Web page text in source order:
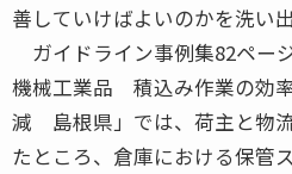
善していけばよいのかを洗い
ガイドライン事例集82ペー
機械工業品 積込み作業の効
減 島根県」では、荷主と物
たところ、倉庫における保管